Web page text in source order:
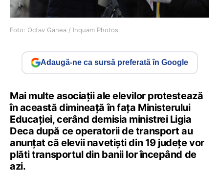
Foto: Octav Ganea / Inquam Photos
Adaugă-ne ca sursă preferată în Google
Mai multe asociații ale elevilor protestează
în această dimineață în fața Ministerului
Educației, cerând demisia ministrei Ligia
Deca după ce operatorii de transport au
anunțat că elevii navetiști din 19 județe vor
plăti transportul din banii lor începând de
azi.